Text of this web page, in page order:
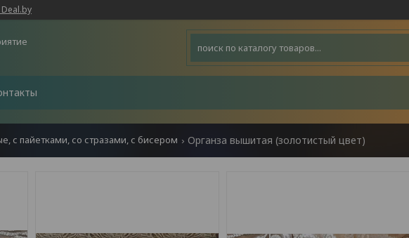
с пайетками, со стразами, с бисером Органза вышитая (золотистый цвет)